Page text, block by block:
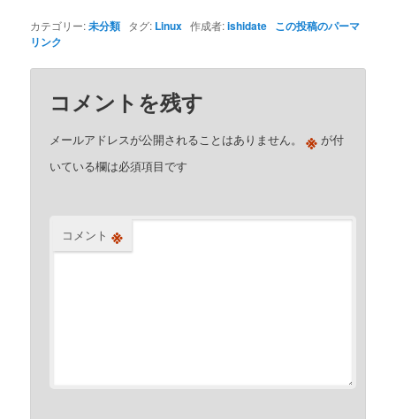
カテゴリー:未分類 タグ: Linux 作成者:ishidate この投稿のパーマ
リンク
コメントを残す
メールアドレスが公開されることはありません。 ※ が付
いている欄は必須項目です
コメント ※